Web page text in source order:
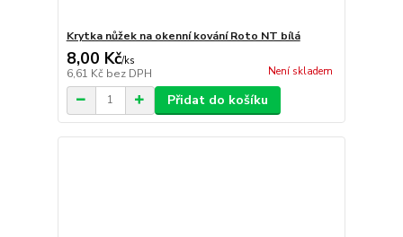
Krytka nůžek na okenní kování Roto NT bílá
8,00 Kč/ks
6,61 Kč bez DPH Není skladem
Přidat do košíku